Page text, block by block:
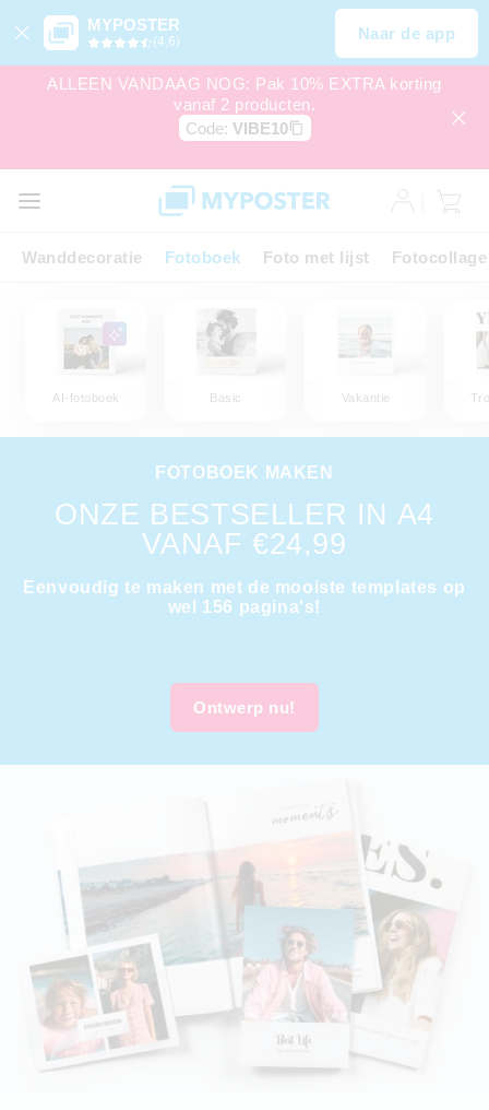
MYPOSTER
(4,6) Naar de app
ALLEEN VANDAAG NOG: Pak 10% EXTRA korting
vanaf 2 producten.
Code: VIBE10
Wanddecoratie Fotoboek Foto met lijst Fotocollage
AI-fotoboek Basic Vakantie
FOTOBOEK MAKEN
ONZE BESTSELLER IN A4
VANAF €24,99
Eenvoudig te maken met de mooiste templates op
wel 156 pagina's!
Ontwerp nu!